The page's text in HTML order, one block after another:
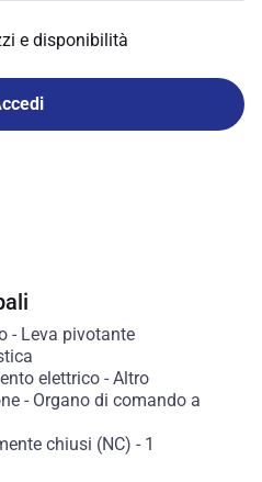
e disponibilità
- Leva pivotante
elettrico- Altro
- Organo di comando a
chiusi (NC) - 1